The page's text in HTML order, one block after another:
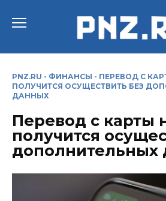
PNZ.RU - ФИНАНСЫ - ПЕРЕВОД С
ПОЛУЧИТСЯ ОСУЩЕСТВИТЬ БЕЗ
ДАННЫХ
Перевод с карты
получится
дополнительных